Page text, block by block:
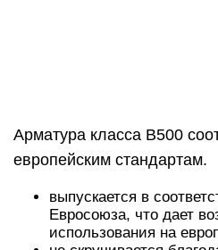
Арматура класса В500
европейским стандартам.
выпускается в
Евросоюза, что дает
использования на